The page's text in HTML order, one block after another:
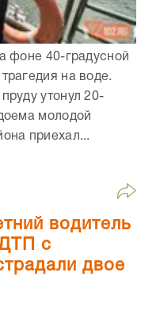
фоне 40-градусной
на воде.
утонул 20-
молодой
приехал...
водитель
с
двое